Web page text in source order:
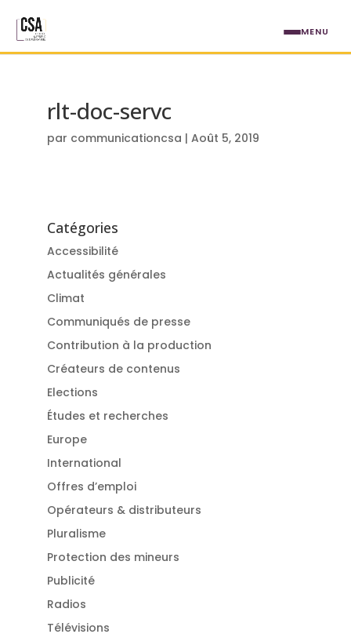
rlt-doc-servc
par communicationcsa | Août 5, 2019
Catégories
Accessibilité
Actualités générales
Climat
Communiqués de presse
Contribution à la production
Créateurs de contenus
Elections
Études et recherches
Europe
International
Offres d’emploi
Opérateurs & distributeurs
Pluralisme
Protection des mineurs
Publicité
Radios
Télévisions
MENU